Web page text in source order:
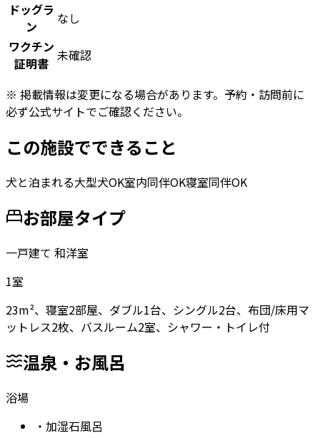
ドッグラ
ン
なし
ワクチン
証明書 未確認
※ 掲載情報は変更になる場合があります。予約・訪問前に
必ず公式サイトでご確認ください。
この施設でできること
犬と泊まれる大型犬OK室内同伴OK寝室同伴OK
お部屋タイプ
一戸建て 和洋室
1室
23m²、寝室2部屋、ダブル1台、シングル2台、布団/床用マ
ットレス2枚、バスルーム2室、シャワー・トイレ付
温泉・お風呂
浴場
・ 加湿石風呂